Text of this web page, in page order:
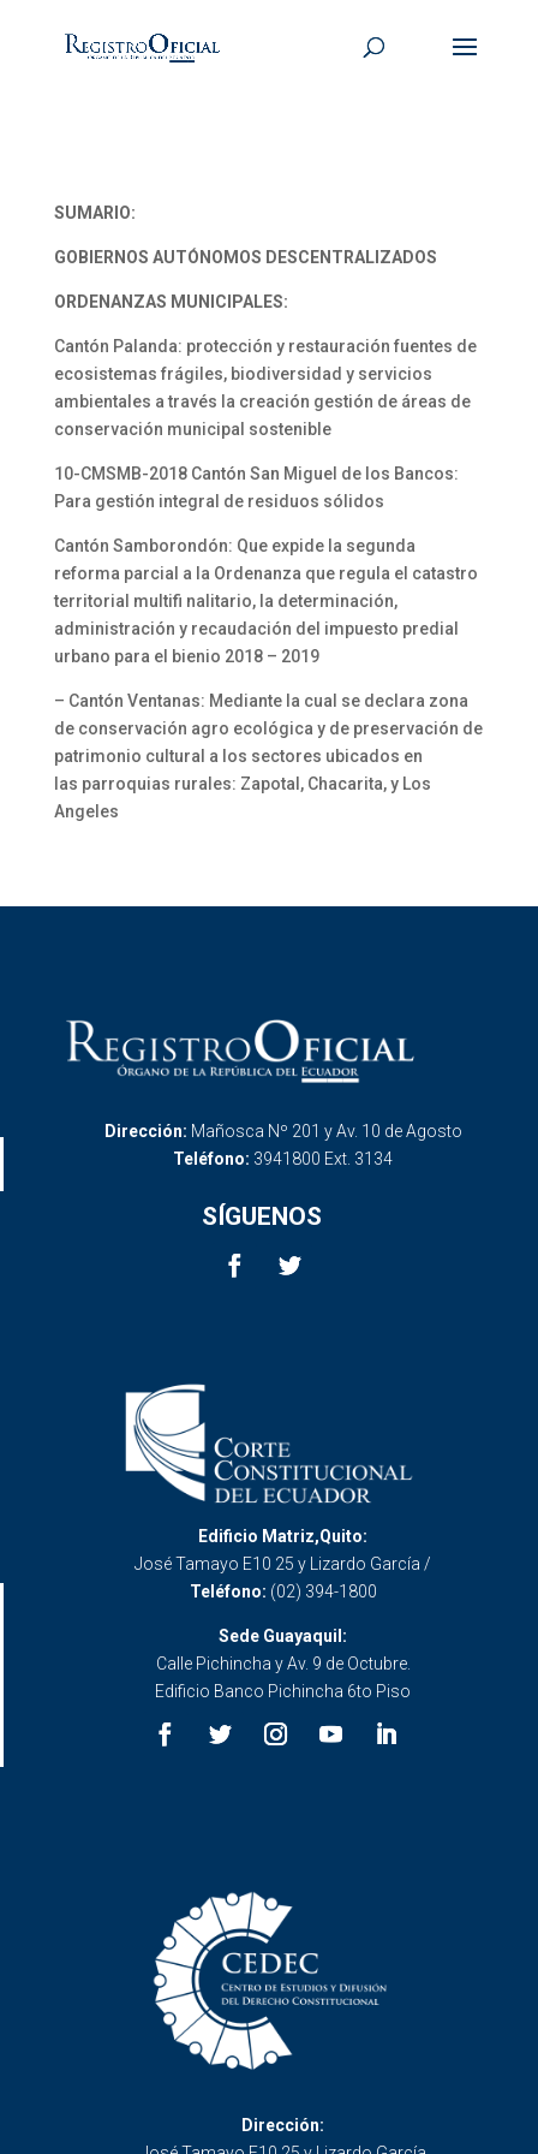
SUMARIO:
GOBIERNOS AUTÓNOMOS DESCENTRALIZADOS
ORDENANZAS MUNICIPALES:
Cantón Palanda: protección y restauración fuentes de
ecosistemas frágiles, biodiversidad y servicios
ambientales a través la creación gestión de áreas de
conservación municipal sostenible
10-CMSMB-2018 Cantón San Miguel de los Bancos:
Para gestión integral de residuos sólidos
Cantón Samborondón: Que expide la segunda
reforma parcial a la Ordenanza que regula el catastro
territorial multifi nalitario, la determinación,
administración y recaudación del impuesto predial
urbano para el bienio 2018 – 2019
– Cantón Ventanas: Mediante la cual se declara zona
de conservación agro ecológica y de preservación de
patrimonio cultural a los sectores ubicados en
las parroquias rurales: Zapotal, Chacarita, y Los
Angeles
Dirección: Mañosca Nº 201 y Av. 10 de Agosto
Teléfono: 3941800 Ext. 3134
SÍGUENOS
Edificio Matriz,Quito:
José Tamayo E10 25 y Lizardo García /
Teléfono: (02) 394-1800
Sede Guayaquil:
Calle Pichincha y Av. 9 de Octubre.
Edificio Banco Pichincha 6to Piso
Dirección: